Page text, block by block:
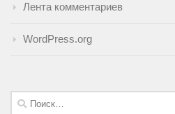
Лента комментариев
WordPress.org
Найти: